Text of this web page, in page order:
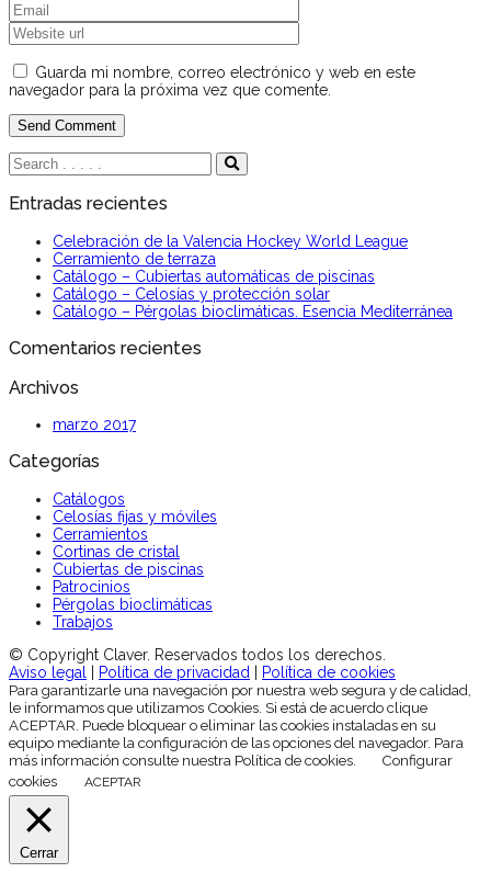
Guarda mi nombre, correo electrónico y web en este
navegador para la próxima vez que comente.
Entradas recientes
Celebración de la Valencia Hockey World League
Cerramiento de terraza
Catálogo – Cubiertas automáticas de piscinas
Catálogo – Celosías y protección solar
Catálogo – Pérgolas bioclimáticas. Esencia Mediterránea
Comentarios recientes
Archivos
marzo 2017
Categorías
Catálogos
Celosías fijas y móviles
Cerramientos
Cortinas de cristal
Cubiertas de piscinas
Patrocinios
Pérgolas bioclimáticas
Trabajos
© Copyright Claver. Reservados todos los derechos.
Aviso legal
Política de privacidad
Política de cookies
Para garantizarle una navegación por nuestra web segura y de calidad,
le informamos que utilizamos Cookies. Si está de acuerdo clique
ACEPTAR. Puede bloquear o eliminar las cookies instaladas en su
equipo mediante la configuración de las opciones del navegador. Para
más información consulte nuestra Política de cookies.
Configurar
cookies
ACEPTAR
Cerrar